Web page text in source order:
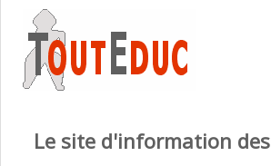
Le site d'information des